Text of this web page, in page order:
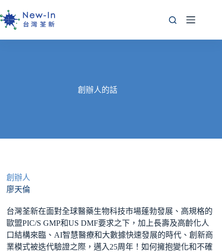
至
主
要
創辦人的話
創辦人
廖天倫
台灣荃新在面對全球醫藥生物科技市場蓬勃發展、高規格的
歐盟PIC/S GMP和US DMF要求之下，加上長壽及高齡化人
口結構來臨、AI智慧醫療和大數據快速發展的時代、創新商
業模式被迭代驗證之際，邁入25周年！如何擁抱變化和不確